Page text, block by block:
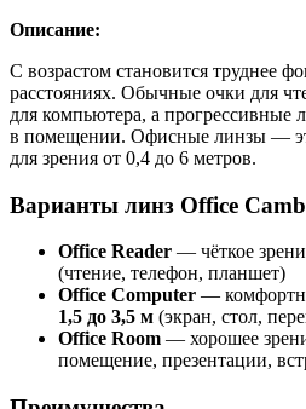
Описание:
С возрастом становится труднее
расстояниях. Обычные очки для
для компьютера, а
в помещении. Офисные линзы —
для зрения от 0,4 до 6 метров.
Варианты линз Office
Office Reader — чёткое
(чтение, телефон, планшет)
Office Computer —
1,5 до 3,5 м (экран, стол,
Office Room — хорошее
помещение, презентации,